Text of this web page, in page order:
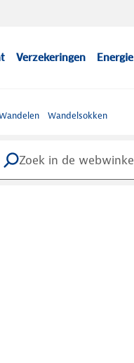
Verzekeringen Energie
Wandelsokken